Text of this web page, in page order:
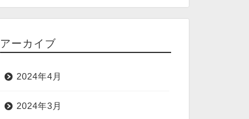
アーカイブ
2024年4月
2024年3月